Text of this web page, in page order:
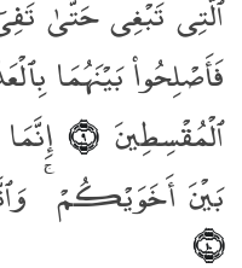
ٱلَّتِى تَبْغِى حَتَّىٰ
فَأَصْلِحُوا۟ بَيْنَهُمَا
ٱلْمُقْسِطِينَ﴿٩﴾
بَيْنَ أَخَوَيْكُمْ
﴿١٠﴾